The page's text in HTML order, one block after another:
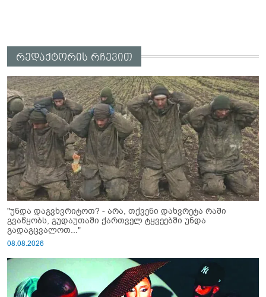
რედაქტორის რჩევით
"უნდა დაგვხვრიტოთ? - არა, თქვენი დახვრეტა რაში
გვაწყობს, გუდაუთაში ქართველ ტყვეებში უნდა
გადაგცვალოთ..."
08.08.2026